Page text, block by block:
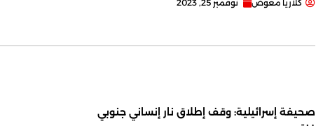
كلاريا معوض نوفمبر 25, 2023
صحيفة إسرائيلية: وقف إطلاق نار إنساني جنوبي